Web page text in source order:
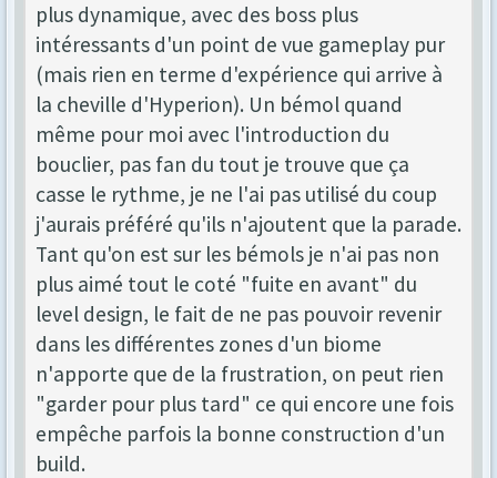
plus dynamique, avec des boss plus
intéressants d'un point de vue gameplay pur
(mais rien en terme d'expérience qui arrive à
la cheville d'Hyperion). Un bémol quand
même pour moi avec l'introduction du
bouclier, pas fan du tout je trouve que ça
casse le rythme, je ne l'ai pas utilisé du coup
j'aurais préféré qu'ils n'ajoutent que la parade.
Tant qu'on est sur les bémols je n'ai pas non
plus aimé tout le coté "fuite en avant" du
level design, le fait de ne pas pouvoir revenir
dans les différentes zones d'un biome
n'apporte que de la frustration, on peut rien
"garder pour plus tard" ce qui encore une fois
empêche parfois la bonne construction d'un
build.